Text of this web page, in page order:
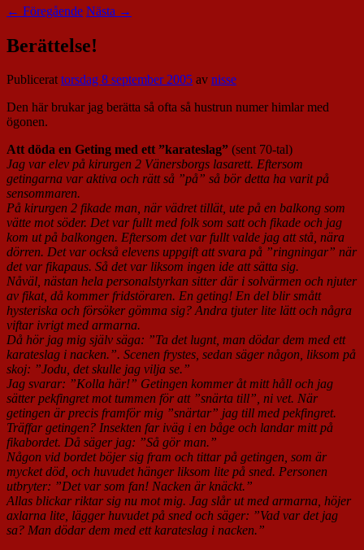
← Föregående Nästa →
Berättelse!
Publicerattorsdag 8 september 2005 av nisse
Den här brukar jag berätta så ofta så hustrun numer himlar med
ögonen.
Att döda en Geting med ett ”karateslag” (sent 70-tal)
Jag var elev på kirurgen 2 Vänersborgs lasarett. Eftersom
getingarna var aktiva och rätt så ”på” så bör detta ha varit på
sensommaren.
På kirurgen 2 fikade man, när vädret tillät, ute på en balkong som
vätte mot söder. Det var fullt med folk som satt och fikade och jag
kom ut på balkongen. Eftersom det var fullt valde jag att stå, nära
dörren. Det var också elevens uppgift att svara på ”ringningar” när
det var fikapaus. Så det var liksom ingen ide att sätta sig.
Nåväl, nästan hela personalstyrkan sitter där i solvärmen och njuter
av fikat, då kommer fridstöraren. En geting! En del blir smått
hysteriska och försöker gömma sig? Andra tjuter lite lätt och några
viftar ivrigt med armarna.
Då hör jag mig själv säga: ”Ta det lugnt, man dödar dem med ett
karateslag i nacken.”. Scenen frystes, sedan säger någon, liksom på
skoj: ”Jodu, det skulle jag vilja se.”
Jag svarar: ”Kolla här!” Getingen kommer åt mitt håll och jag
sätter pekfingret mot tummen för att ”snärta till”, ni vet. När
getingen är precis framför mig ”snärtar” jag till med pekfingret.
Träffar getingen? Insekten far iväg i en båge och landar mitt på
fikabordet. Då säger jag: ”Så gör man.”
Någon vid bordet böjer sig fram och tittar på getingen, som är
mycket död, och huvudet hänger liksom lite på sned. Personen
utbryter: ”Det var som fan! Nacken är knäckt.”
Allas blickar riktar sig nu mot mig. Jag slår ut med armarna, höjer
axlarna lite, lägger huvudet på sned och säger: ”Vad var det jag
sa? Man dödar dem med ett karateslag i nacken.”